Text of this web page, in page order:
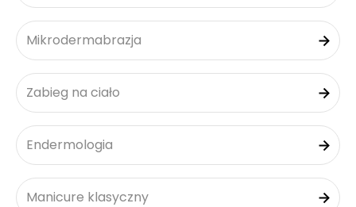
Mikrodermabrazja
Zabieg na ciało
Endermologia
Manicure klasyczny